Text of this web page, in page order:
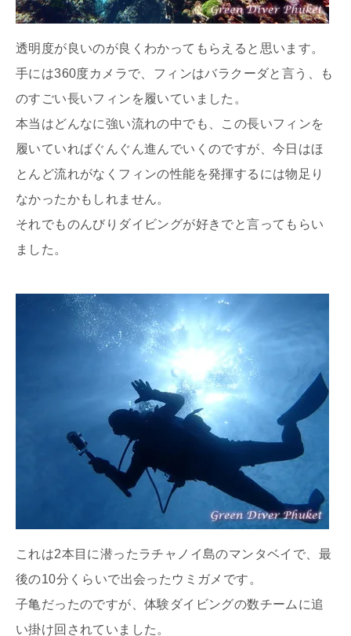
透明度が良いのが良くわかってもらえると思います。
手には360度カメラで、フィンはバラクーダと言う、も
のすごい長いフィンを履いていました。
本当はどんなに強い流れの中でも、この長いフィンを
履いていればぐんぐん進んでいくのですが、今日はほ
とんど流れがなくフィンの性能を発揮するには物足り
なかったかもしれません。
それでものんびりダイビングが好きでと言ってもらい
ました。
これは2本目に潜ったラチャノイ島のマンタベイで、最
後の10分くらいで出会ったウミガメです。
子亀だったのですが、体験ダイビングの数チームに追
い掛け回されていました。